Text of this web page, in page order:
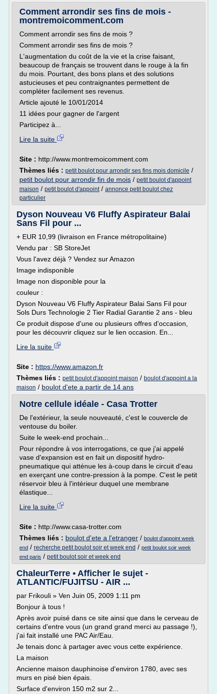
Comment arrondir ses fins de mois -
montremoicomment.com
Comment arrondir ses fins de mois ?
Comment arrondir ses fins de mois ?
L'augmentation du coût de la vie et la crise faisant,
beaucoup de français se trouvent dans le rouge à la fin
du mois. Pourtant, des bons plans et des solutions
astucieuses et peu contraignantes permettent de
compléter facilement ses revenus.
Article ajouté le 10/01/2014
11 idées pour gagner de l'argent
Participez à...
Lire la suite
Site : http://www.montremoicomment.com
Thèmes liés : petit boulot pour arrondir ses fins mois domicile /
petit boulot pour arrondir fin de mois / petit boulot d'appoint
maison / petit boulot d'appoint/ annonce petit boulot chez
particulier
Dyson Nouveau V6 Fluffy Aspirateur Balai
Sans Fil pour ...
+ EUR 10,99 (livraison en France métropolitaine)
Vendu par : SB StoreJet
Vous l'avez déjà ? Vendez sur Amazon
Image indisponible
Image non disponible pour la
couleur :
Dyson Nouveau V6 Fluffy Aspirateur Balai Sans Fil pour
Sols Durs Technologie 2 Tier Radial Garantie 2 ans - bleu
Ce produit dispose d'une ou plusieurs offres d'occasion,
pour les découvrir cliquez sur le lien occasion. En...
Lire la suite
Site : https://www.amazon.fr
Thèmes liés : petit boulot d'appoint maison / boulot d'appoint a la
maison / boulot d'ete a partir de 14 ans
Notre cellule idéale - Casa Trotter
De l'extérieur, la seule nouveauté, c'est le couvercle de
ventouse du boiler.
Suite le week-end prochain...
Pour répondre à vos interrogations, ce que j'ai appelé
vase d'expansion est en fait un dispositif hydro-
pneumatique qui atténue les à-coup dans le circuit d'eau
en exerçant une contre-pression à la pompe. C'est le petit
réservoir bleu à l'intérieur duquel une membrane
élastique...
Lire la suite
Site : http://www.casa-trotter.com
Thèmes liés : boulot d'ete a l'etranger / boulot d'appoint week
end / recherche petit boulot soir et week end / petit boulot soir week
end paris / petit boulot soir et week end
ChaleurTerre • Afficher le sujet -
ATLANTIC/FUJITSU - AIR ...
par Frikouli » Ven Juin 05, 2009 1:11 pm
Bonjour à tous !
Après avoir puisé dans ce site ainsi que dans le cerveau de
certains d'entre vous (un grand grand merci au passage !),
j'ai fait installé une PAC Air/Eau.
Je tenais donc à partager avec vous cette expérience.
La maison
Ancienne maison dauphinoise d'environ 1780, avec ses
murs en pisé bien épais.
Surface d'environ 150 m2 sur 2...